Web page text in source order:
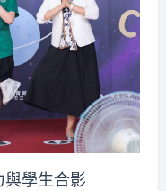
與學生合影